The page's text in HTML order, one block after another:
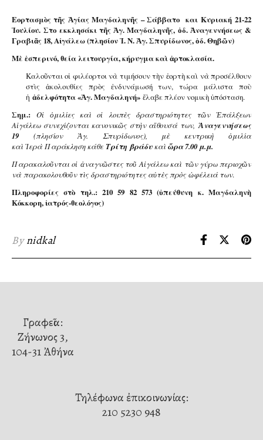
Eορτασμὸς τῆς Ἁγίας Μαγδαληνῆς – Σάββατο και Κυριακή21-22
Ἰουλίου.Στο εκκλησάκι τῆς Ἁγ. Μαγδαληνῆς, ὁδ. Ἀναγεννήσεως &
Γραβιᾶς 18, Αἰγάλεω (πλησίον Ἱ. Ν. Ἁγ. Σπυρίδωνος, ὁδ. Θηβῶν)
Μὲ ἑσπερινό, θεία λειτουργία, κήρυγμα καὶ ἀρτοκλασία.
Καλοῦνται οἱ φιλέορτοι νὰ τιμήσουν τὴν ἑορτὴ καὶ νὰ προσέλθουν
στὶς ἀκολουθίες πρὸς ἐνδυνάμωσή των, τώρα μάλιστα ποὺ
ἡ ἀδελφότητα «Ἁγ. Μαγδαληνή» ἔλαβε πλέον νομικὴ ὑπόσταση.
Σημ.: Οἱ ὁμιλίες καὶ οἱ λοιπὲς δραστηριότητες τῶν Ἐπάλξεων
Αἰγάλεω συνεχίζονται κανονικῶς στὴν αἴθουσά των,Ἀναγεννήσεως
19(πλησίονἉγ. Σπυρίδωνος), μὲ κεντρικὴὁμιλία
καὶ Ἱερὰ Παράκληση κάθεΤρίτη βράδυκαὶ ὥρα 7.00 μ.μ.
Παρακαλοῦνται οἱἀναγνῶστες τοῦ Αἰγάλεω καὶ τῶν γύρω περιοχῶν
νὰ παρακολουθοῦν τὶς δραστηριότητες αὐτὲς πρὸςὠφέλειά των.
Πληροφορίες στὸ τηλ.: 210 59 82 573 (ὑπεύθυνη κ. Μαγδαληνὴ
Κόκκορη, ἰατρός-θεολόγος)
Bynidkal
Γραφεῖα:
Ζήνωνος 3,
104-31 Ἀθήνα
Τηλέφωνα ἐπικοινωνίας:
210 5230 948